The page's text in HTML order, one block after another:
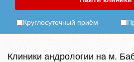
Круглосуточный приём
Клиники андрологии на м.